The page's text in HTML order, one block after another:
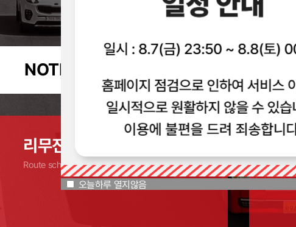
오늘하루 열지않음 닫기
오늘하루 열지않음
NOTICE [인천국제공항공사 x 잔망루피] 공항은
리무진 노선 및 시간표
Route schedule Real